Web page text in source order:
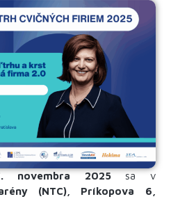
novembra 2025sa v
arény (NTC), Príkopova 6,